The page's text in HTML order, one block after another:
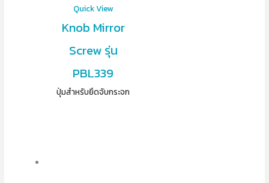
Quick View
Knob Mirror
Screw รุ่น
PBL339
ปุ่มสำหรับยึดจับกระจก